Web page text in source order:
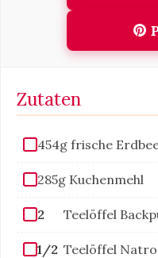
Zutaten
454g frische
285g Kuchenmehl
2 Teelöffel
1/2 Teelöffel